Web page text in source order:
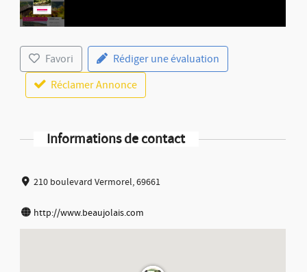
Favori
Rédiger une évaluation
Réclamer Annonce
Informations de contact
210 boulevard Vermorel, 69661
http://www.beaujolais.com